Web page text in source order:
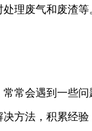
理废气和废渣等
常会遇到一些
方法，积累经验